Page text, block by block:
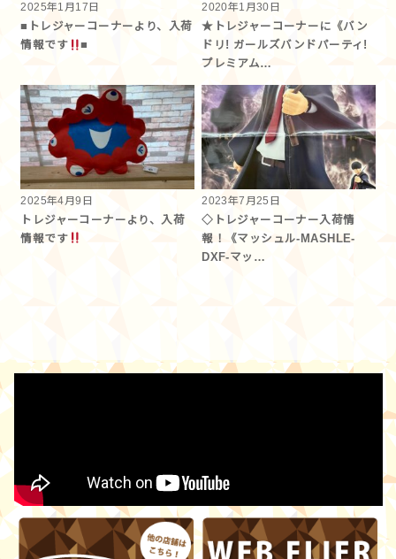
2025年1月17日
■トレジャーコーナーより、入荷
情報です
■
2020年1月30日
★トレジャーコーナーに《バン
ドリ! ガールズバンドパーティ!
プレミアム…
2025年4月9日
トレジャーコーナーより、入荷
情報です
2023年7月25日
◇トレジャーコーナー入荷情
報！《マッシュル-MASHLE-
DXF-マッ…